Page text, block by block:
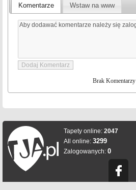
Komentarze Wstaw na www
Brak Komentarzy
Tapety online: 2047
All online: 3299
Zalogowanych: 0